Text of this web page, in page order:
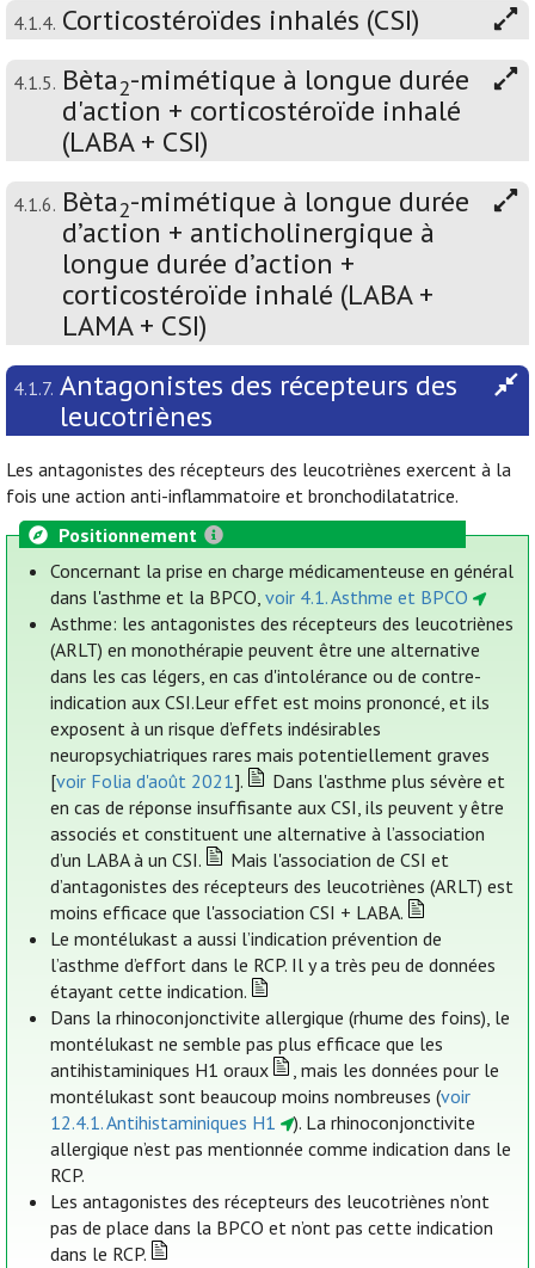
4.1.4. Corticostéroïdes inhalés (CSI)
4.1.5. Bèta2-mimétique à longue durée
d'action + corticostéroïde inhalé
(LABA + CSI)
4.1.6. Bèta2-mimétique à longue durée
d’action + anticholinergique à
longue durée d’action +
corticostéroïde inhalé (LABA +
LAMA + CSI)
4.1.7. Antagonistes des récepteurs des
leucotriènes
Les antagonistes des récepteurs des leucotriènes exercent à la
fois une action anti-inflammatoire et bronchodilatatrice.
Positionnement
Concernant la prise en charge médicamenteuse en général
dans l'asthme et la BPCO,voir 4.1. Asthme et BPCO
Asthme: les antagonistes des récepteurs des leucotriènes
(ARLT) en monothérapie peuvent être une alternative
dans les cas légers, en cas d'intolérance ou de contre-
indication aux CSI.Leur effet est moins prononcé, et ils
exposent à un risque d’effets indésirables
neuropsychiatriques rares mais potentiellement graves
[voir Folia d'août 2021].
Dans l'asthme plus sévère et
en cas de réponse insuffisante aux CSI, ils peuvent y être
associés et constituent une alternative à l’association
d’un LABA à un CSI.
Mais l'association de CSI et
d’antagonistes des récepteurs des leucotriènes (ARLT) est
moins efficace que l'association CSI + LABA.
Le montélukast a aussi l’indication prévention de
l’asthme d’effort dans le RCP. Il y a très peu de données
étayant cette indication.
Dans la rhinoconjonctivite allergique (rhume des foins), le
montélukast ne semble pas plus efficace que les
antihistaminiques H1 oraux
, mais les données pour le
montélukast sont beaucoup moins nombreuses (voir
12.4.1. Antihistaminiques H1
). La rhinoconjonctivite
allergique n’est pas mentionnée comme indication dans le
RCP.
Les antagonistes des récepteurs des leucotriènes n’ont
pas de place dans la BPCO et n’ont pas cette indication
dans le RCP.